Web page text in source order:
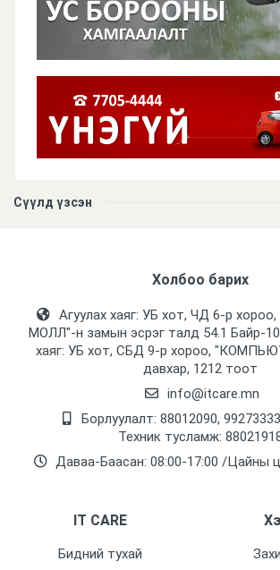
Төрөл
Нягтаршил
Бүгд
2.8мм, 110 градус
0-30м
90 градус
Сүүлд үзсэн
Холбоо барих
Агуулах хаяг: УБ хот, ЧД 6-р
МОЛЛ᠌"-н замын эсрэг талд 54.1 Байр-
хаяг: УБ хот, СБД 9-р хороо,
давхар, 1212 тоот
info@itcare.mn
Борлуулалт: 88012090,
Техник тусламж:
Даваа-Баасан: 08:00-17:00 /Цайны
IT CARE
Бидний тухай